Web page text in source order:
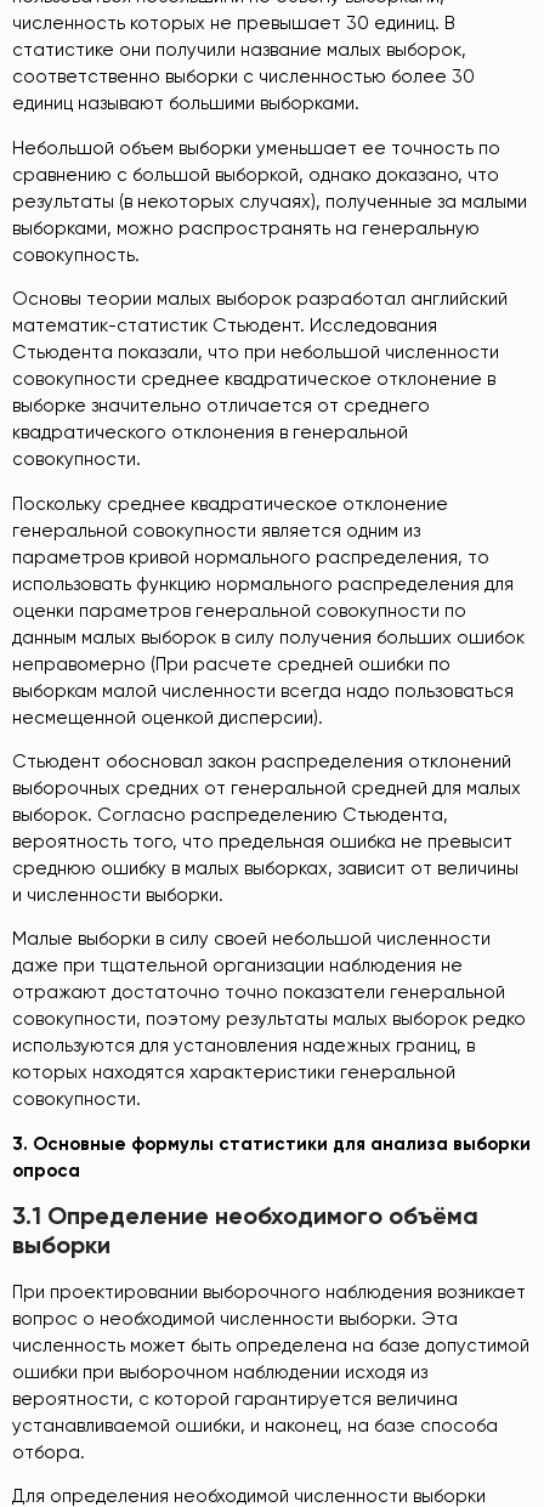
численность которых не превышает 30 единиц. В
статистике они получили название малых выборок,
соответственно выборки с численностью более 30
единиц называют большими выборками.
Небольшой объем выборки уменьшает ее точность по
сравнению с большой выборкой, однако доказано, что
результаты (в некоторых случаях), полученные за малыми
выборками, можно распространять на генеральную
совокупность.
Основы теории малых выборок разработал английский
математик-статистик Стьюдент. Исследования
Стьюдента показали, что при небольшой численности
совокупности среднее квадратическое отклонение в
выборке значительно отличается от среднего
квадратического отклонения в генеральной
совокупности.
Поскольку среднее квадратическое отклонение
генеральной совокупности является одним из
параметров кривой нормального распределения, то
использовать функцию нормального распределения для
оценки параметров генеральной совокупности по
данным малых выборок в силу получения больших ошибок
неправомерно (При расчете средней ошибки по
выборкам малой численности всегда надо пользоваться
несмещенной оценкой дисперсии).
Стьюдент обосновал закон распределения отклонений
выборочных средних от генеральной средней для малых
выборок. Согласно распределению Стьюдента,
вероятность того, что предельная ошибка не превысит
среднюю ошибку в малых выборках, зависит от величины
и численности выборки.
Малые выборки в силу своей небольшой численности
даже при тщательной организации наблюдения не
отражают достаточно точно показатели генеральной
совокупности, поэтому результаты малых выборок редко
используются для установления надежных границ, в
которых находятся характеристики генеральной
совокупности.
3. Основные формулы статистики для анализа выборки
опроса
3.1 Определение необходимого объёма
выборки
При проектировании выборочного наблюдения возникает
вопрос о необходимой численности выборки. Эта
численность может быть определена на базе допустимой
ошибки при выборочном наблюдении исходя из
вероятности, с которой гарантируется величина
устанавливаемой ошибки, и наконец, на базе способа
отбора.
Для определения необходимой численности выборки